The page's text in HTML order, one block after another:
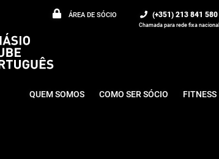
ÁREA DE SÓCIO (+351) 213 841 580
Chamada para rede fixa nacional
QUEM SOMOS COMO SER SÓCIO FITNESS